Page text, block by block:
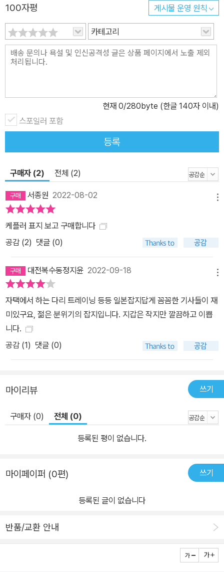
100자평 게시물 운영 원칙
카테고리
현재 0/280byte (한글 140자 이내)
스포일러 포함
등록
구매자 (2) 전체 (2)
서종원 2022-08-02
케플러 표지 보고 구매합니다
공감 (2) 댓글 (0)
대전복수동정지윤 2022-09-18
자택에서 하는 다리 트레이닝 등등 일본잡지답게 꼼꼼한 기사들이 재
미있구요, 젊은 분위기의 잡지입니다. 지갑은 작지만 깔끔하고 이쁩
니다.
공감 (1) 댓글 (0)
마이리뷰 쓰기
구매자 (0) 전체 (0)
등록된 평이 없습니다.
마이페이퍼 (0편) 쓰기
등록된 글이 없습니다
반품/교환 안내